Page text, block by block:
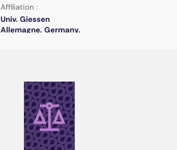
Affiliation :
Univ. Giessen
Allemagne. Germany.